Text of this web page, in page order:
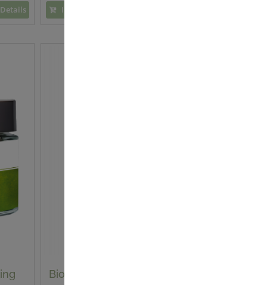
Details In den Warenkorb
Bio Aloe Vera Schaummaske